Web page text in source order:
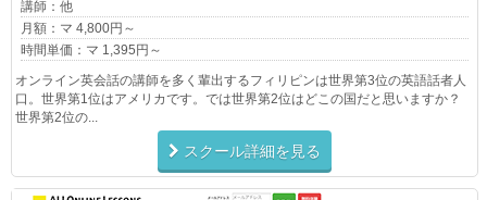
講師：他
月額：マ 4,800円～
時間単価：マ 1,395円～
オンライン英会話の講師を多く輩出するフィリピンは世界第3位の英語話者人
口。世界第1位はアメリカです。では世界第2位はどこの国だと思いますか？
世界第2位の...
スクール詳細を見る